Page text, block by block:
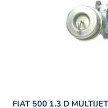
FIAT 500 1.3 D